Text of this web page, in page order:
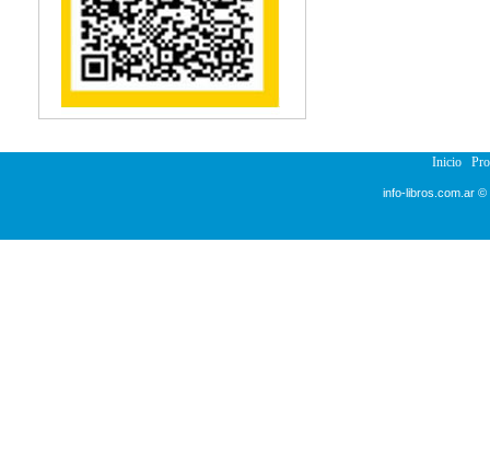
Inicio
info-libros.com.ar